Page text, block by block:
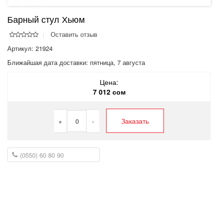
Барный стул Хьюм
Оставить отзыв
Артикул: 21924
Ближайшая дата доставки: пятница, 7 августа
Цена:
7 012 сом
+ 0 - Заказать